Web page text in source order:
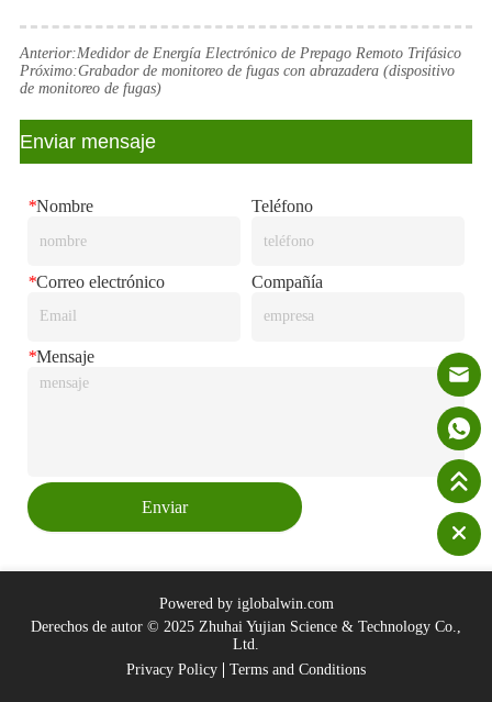
Anterior:Medidor de Energía Electrónico de Prepago Remoto Trifásico
Próximo:Grabador de monitoreo de fugas con abrazadera (dispositivo
de monitoreo de fugas)
Enviar mensaje
*Nombre Teléfono
*Correo electrónico Compañía
*Mensaje
Enviar
Powered by iglobalwin.com
Derechos de autor © 2025 Zhuhai Yujian Science & Technology Co.,
Ltd.
Privacy Policy
Terms and Conditions